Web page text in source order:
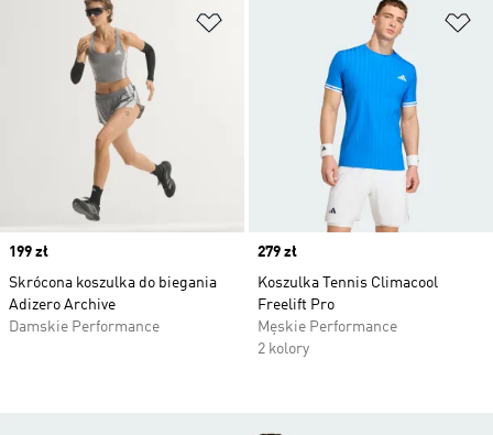
Dodaj do listy życzeń
Price
199 zł
Skrócona koszulka do biegania
Adizero Archive
Damskie Performance
Price
279 zł
Koszulka Tennis Climacool
Freelift Pro
Męskie Performance
2 kolory